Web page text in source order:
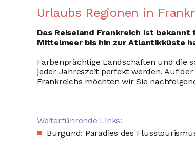
Urlaubs Regionen in
Das Reiseland Frankreich ist
Mittelmeer bis hin zur Atlantikküste
Farbenprächtige Landschaften und die
jeder Jahreszeit perfekt werden. Auf
Frankreichs möchten wir Sie
Weiterführende Links:
Burgund: Paradies des